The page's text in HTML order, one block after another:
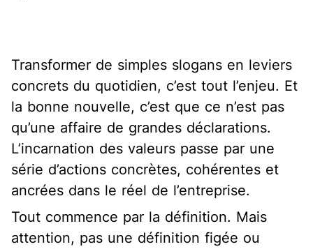
Transformer de simples slogans en leviers
concrets du quotidien, c’est tout l’enjeu. Et
la bonne nouvelle, c’est que ce n’est pas
qu’une affaire de grandes déclarations.
L’incarnation des valeurs passe par une
série d’actions concrètes, cohérentes et
ancrées dans le réel de l’entreprise.
Tout commence par la définition. Mais
attention, pas une définition figée ou